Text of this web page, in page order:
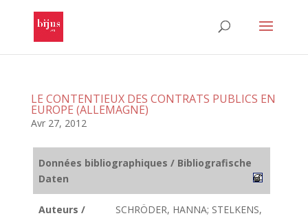
LE CONTENTIEUX DES CONTRATS PUBLICS EN
EUROPE (ALLEMAGNE)
Avr 27, 2012
Données bibliographiques / Bibliografische
Daten
Auteurs /
SCHRÖDER, HANNA; STELKENS,